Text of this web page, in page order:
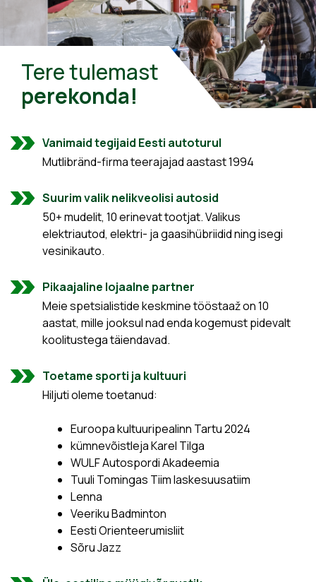
Tere tulemast
perekonda!
Vanimaid tegijaid Eesti autoturul
Mutlibränd-firma teerajajad aastast 1994
Suurim valik nelikveolisi autosid
50+ mudelit, 10 erinevat tootjat. Valikus
elektriautod, elektri- ja gaasihübriidid ning isegi
vesinikauto.
Pikaajaline lojaalne partner
Meie spetsialistide keskmine tööstaaž on 10
aastat, mille jooksul nad enda kogemust pidevalt
koolitustega täiendavad.
Toetame sporti ja kultuuri
Hiljuti oleme toetanud:
Euroopa kultuuripealinn Tartu 2024
kümnevõistleja Karel Tilga
WULF Autospordi Akadeemia
Tuuli Tomingas Tiim laskesuusatiim
Lenna
Veeriku Badminton
Eesti Orienteerumisliit
Sõru Jazz